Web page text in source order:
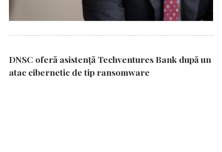
DNSC oferă asistență Techventures Bank după un
atac cibernetic de tip ransomware